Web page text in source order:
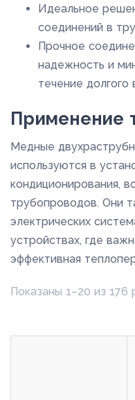
Идеальное
соединений в
Прочное
надежность и
течение долгого
Применение
Медные
используются в
кондиционирования,
трубопроводов. Они
электрических
устройствах, где
эффективная
Показаны 1–20 из 176